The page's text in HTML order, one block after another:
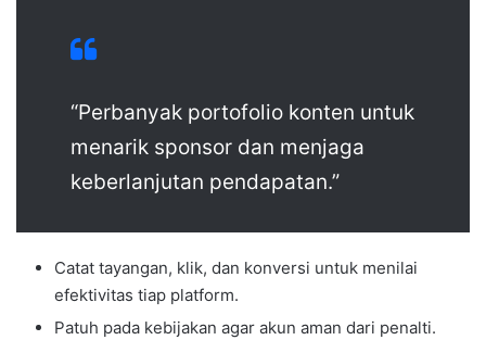
“Perbanyak portofolio konten untuk
menarik sponsor dan menjaga
keberlanjutan pendapatan.”
Catat tayangan, klik, dan konversi untuk menilai
efektivitas tiap platform.
Patuh pada kebijakan agar akun aman dari penalti.